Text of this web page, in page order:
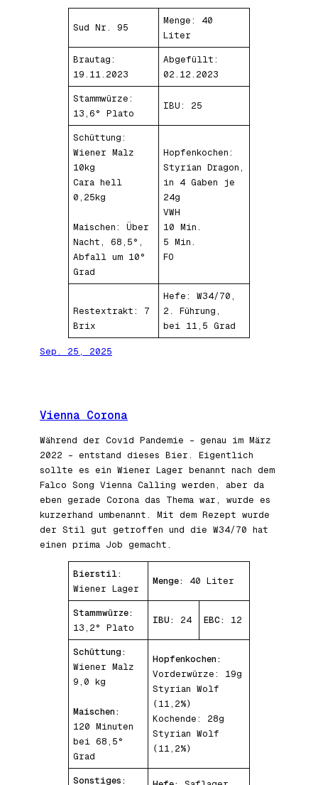
Sud Nr. 95
Menge: 40
Liter
Brautag:
19.11.2023
Abgefüllt:
02.12.2023
Stammwürze:
13,6° Plato
IBU: 25
Schüttung:
Wiener Malz
10kg
Cara hell
0,25kg
Maischen: Über
Nacht, 68,5°,
Abfall um 10°
Grad
Hopfenkochen:
Styrian Dragon,
in 4 Gaben je
24g
VWH
10 Min.
5 Min.
FO
Restextrakt: 7
Brix
Hefe: W34/70,
2. Führung,
bei 11,5 Grad
Sep. 25, 2025
Vienna Corona
Während der Covid Pandemie – genau im März
2022 – entstand dieses Bier. Eigentlich
sollte es ein Wiener Lager benannt nach dem
Falco Song Vienna Calling werden, aber da
eben gerade Corona das Thema war, wurde es
kurzerhand umbenannt. Mit dem Rezept wurde
der Stil gut getroffen und die W34/70 hat
einen prima Job gemacht.
Bierstil:
Wiener Lager
Menge: 40 Liter
Stammwürze:
13,2° Plato
IBU: 24 EBC: 12
Schüttung:
Wiener Malz
9,0 kg
Maischen:
120 Minuten
bei 68,5°
Grad
Hopfenkochen:
Vorderwürze: 19g
Styrian Wolf
(11,2%)
Kochende: 28g
Styrian Wolf
(11,2%)
Sonstiges: